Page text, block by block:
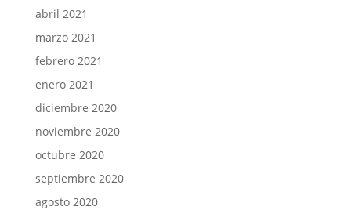
abril 2021
marzo 2021
febrero 2021
enero 2021
diciembre 2020
noviembre 2020
octubre 2020
septiembre 2020
agosto 2020